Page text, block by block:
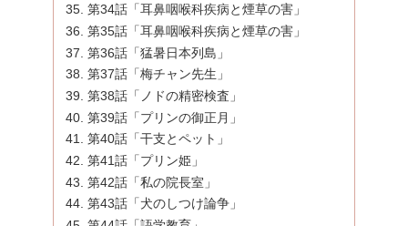
第34話「耳鼻咽喉科疾病と煙草の害」
第35話「耳鼻咽喉科疾病と煙草の害」
第36話「猛暑日本列島」
第37話「梅チャン先生」
第38話「ノドの精密検査」
第39話「プリンの御正月」
第40話「干支とペット」
第41話「プリン姫」
第42話「私の院長室」
第43話「犬のしつけ論争」